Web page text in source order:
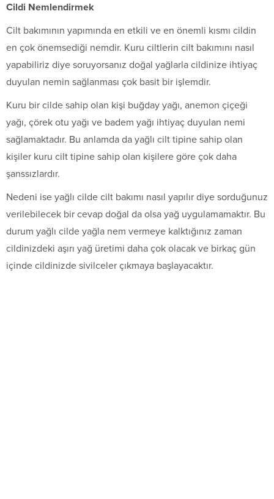
Cildi Nemlendirmek
Cilt bakımının yapımında en etkili ve en önemli kısmı cildin
en çok önemsediği nemdir. Kuru ciltlerin cilt bakımını nasıl
yapabiliriz diye soruyorsanız doğal yağlarla cildinize ihtiyaç
duyulan nemin sağlanması çok basit bir işlemdir.
Kuru bir cilde sahip olan kişi buğday yağı, anemon çiçeği
yağı, çörek otu yağı ve badem yağı ihtiyaç duyulan nemi
sağlamaktadır. Bu anlamda da yağlı cilt tipine sahip olan
kişiler kuru cilt tipine sahip olan kişilere göre çok daha
şanssızlardır.
Nedeni ise yağlı cilde cilt bakımı nasıl yapılır diye sorduğunuz
verilebilecek bir cevap doğal da olsa yağ uygulamamaktır. Bu
durum yağlı cilde yağla nem vermeye kalktığınız zaman
cildinizdeki aşırı yağ üretimi daha çok olacak ve birkaç gün
içinde cildinizde sivilceler çıkmaya başlayacaktır.